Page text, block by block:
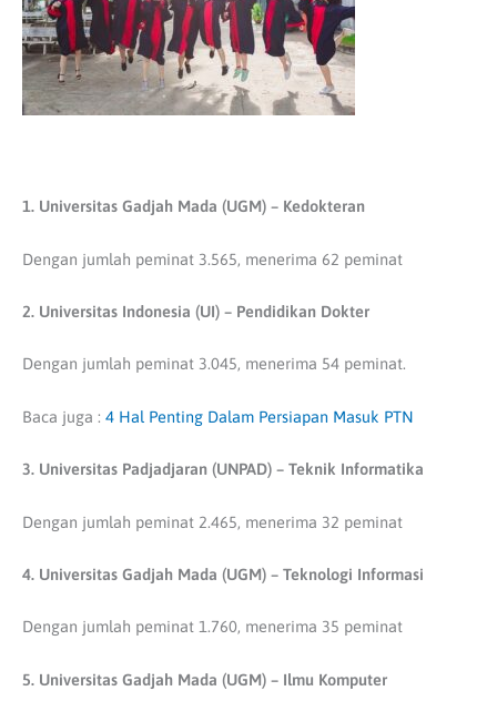
1. Universitas Gadjah Mada (UGM) – Kedokteran
Dengan jumlah peminat 3.565, menerima 62 peminat
2. Universitas Indonesia (UI) – Pendidikan Dokter
Dengan jumlah peminat 3.045, menerima 54 peminat.
Baca juga : 4 Hal Penting Dalam Persiapan Masuk PTN
3. Universitas Padjadjaran (UNPAD) – Teknik Informatika
Dengan jumlah peminat 2.465, menerima 32 peminat
4. Universitas Gadjah Mada (UGM) – Teknologi Informasi
Dengan jumlah peminat 1.760, menerima 35 peminat
5. Universitas Gadjah Mada (UGM) – Ilmu Komputer